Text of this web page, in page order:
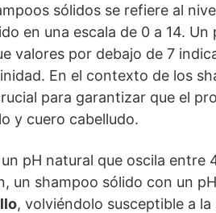
sólidos se refiere al
en una escala de 0 a 14. Un
valores por debajo de 7
En el contexto de los
para garantizar que el
y cuero cabelludo.
pH natural que oscila entre
un shampoo sólido con un
, volviéndolo susceptible a la